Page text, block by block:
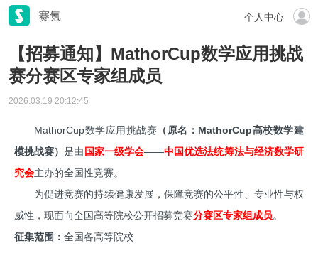
赛氪 个人中心
【招募通知】MathorCup数学应用挑战
赛分赛区专家组成员
2026.03.19 20:12:45
MathorCup数学应用挑战赛 （原名：MathorCup高校数学建
模挑战赛）是由 国家一级学会——中国优选法统筹法与经济数学研
究会主办的全国性竞赛。
为促进竞赛的持续健康发展，保障竞赛的公平性、专业性与权
威性，现面向全国高等院校公开招募竞赛分赛区专家组成员。
征集范围： 全国各高等院校